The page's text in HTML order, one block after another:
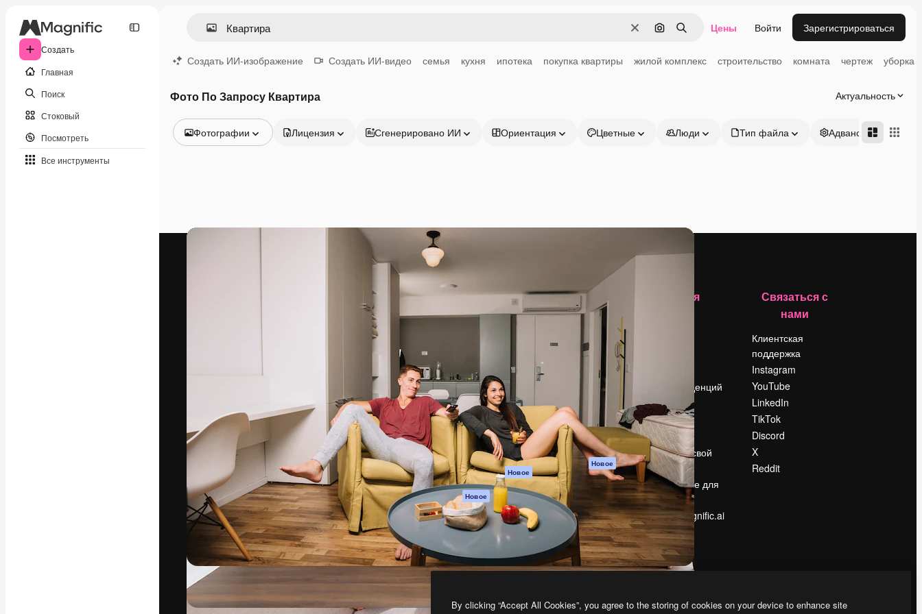
Создать
Главная
Поиск
Стоковый
Посмотреть
Все инструменты
ОчиститьПоиск по изображению
Поиск Цены Войти Зарегистрироваться
Создать ИИ-изображение Создать ИИ-видео семья кухня ипотека покупка квартиры жилой комплекс строительство комната чертеж уборка
Фото По Запросу Квартира Актуальность
Фотографии
Видео
Лицензия Сгенерировано ИИ Ориентация Цветные Люди Тип файла Адвансд
Креативная платформа для создания
ваших лучших работ. Более 1 миллиона
Продукция
Spaces
изображений ИИ
Генератор видео
ИИ
Генератор голоса
на основе ИИ
Стоковый контент
MCP для
Claude/ChatGPT
Новое
Агенты Новое
API
Мобильное
приложение
Все инструменты
Magnific
Начать
Пакету ИИ
Служба
поддержки
положения
Политика
конфиденциальности
Оригиналы Новое
Политика файлов
cookie
Центр доверия
Партнеры
Предприятие
Компания
Поиск тенденций
Блог
События
Slidesgo
Продайте свой
контент
Помещение для
прессы
Ищете magnific.ai
Связаться с
нами
Клиентская
поддержка
Instagram
YouTube
LinkedIn
TikTok
Discord
X
Reddit
By clicking “Accept All Cookies”, you agree to the storing of cookies on your device to enhance site